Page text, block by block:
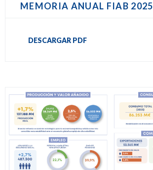
MEMORIA ANUAL FIAB 2025
DESCARGAR PDF